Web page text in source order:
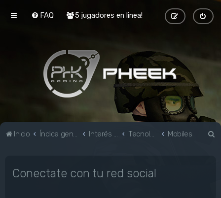
FAQ 5 jugadores en linea!
Inicio Índice general Interés general Tecnología e Informática Mobiles
Conectate con tu red social